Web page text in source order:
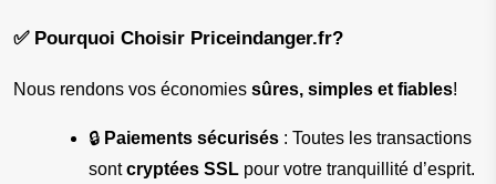
✅ Pourquoi Choisir Priceindanger.fr?
Nous rendons vos économies sûres, simples et fiables!
🔒 Paiements sécurisés : Toutes les transactions
sont cryptées SSL pour votre tranquillité d’esprit.